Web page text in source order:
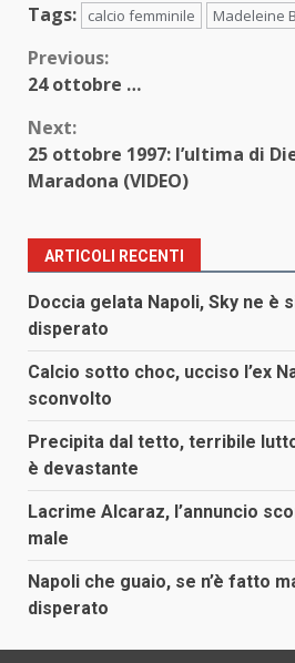
Tags: calcio femminile Madeleine
Continue
Previous:
24 ottobre …
Next:
25 ottobre 1997: l’ultima di
Maradona (VIDEO)
ARTICOLI RECENTI
Doccia gelata Napoli, Sky ne è
disperato
Calcio sotto choc, ucciso l’ex
sconvolto
Precipita dal tetto, terribile
è devastante
Lacrime Alcaraz, l’annuncio
male
Napoli che guaio, se n’è fatto
disperato